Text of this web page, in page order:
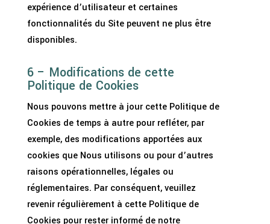
expérience d’utilisateur et certaines
fonctionnalités du Site peuvent ne plus être
disponibles.
6 – Modifications de cette
Politique de Cookies
Nous pouvons mettre à jour cette Politique de
Cookies de temps à autre pour refléter, par
exemple, des modifications apportées aux
cookies que Nous utilisons ou pour d’autres
raisons opérationnelles, légales ou
réglementaires. Par conséquent, veuillez
revenir régulièrement à cette Politique de
Cookies pour rester informé de notre